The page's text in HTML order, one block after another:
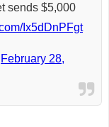
sends $5,000
Ix5dDnPFgt
February 28,